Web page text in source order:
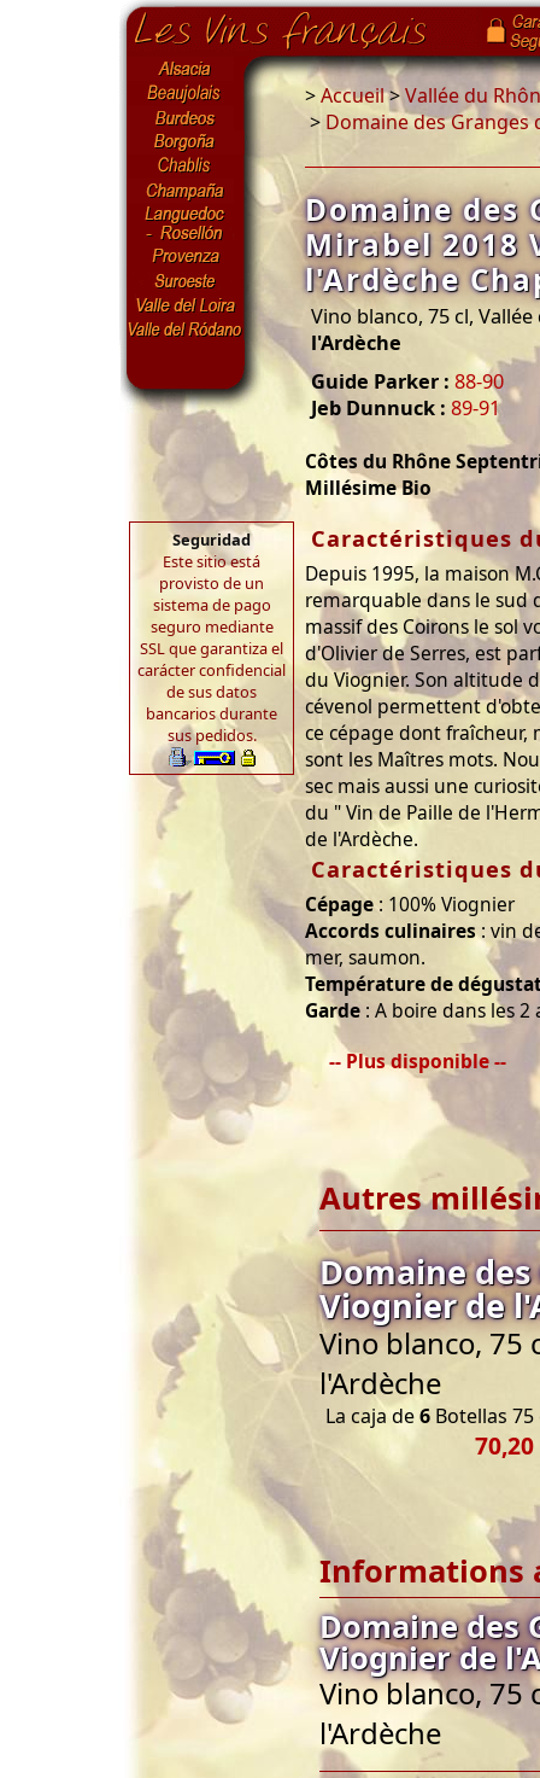
Seguridad
Este sitio está
provisto de un
sistema de pago
seguro mediante
SSL que garantiza el
carácter confidencial
de sus datos
bancarios durante
sus pedidos.
>Accueil>Vallée du
> Domaine des Granges
Domaine des
Mirabel 2018
l'Ardèche
Vino blanco, 75 cl,
l'Ardèche
Guide Parker : 88-90
Jeb Dunnuck : 89-91
Côtes du Rhône
Millésime Bio
Caractéristiques
Depuis 1995, la maison
remarquable dans le sud
massif des Coirons le sol
d'Olivier de Serres, est
du Viognier. Son altitude
cévenol permettent
ce cépage dont
sont les Maîtres mots.
sec mais aussi une
du " Vin de Paille de
de l'Ardèche.
Caractéristiques
Cépage : 100% Viognier
Accords culinaires: vin
mer, saumon.
Température de
Garde : A boire dans les 2
-- Plus disponible --
Autres
Domaine
Viognier de
Vino blanco, 75
l'Ardèche
La caja de6 Botellas 75
70,20
Informations
Domaine des
Viognier de
Vino blanco, 75
l'Ardèche